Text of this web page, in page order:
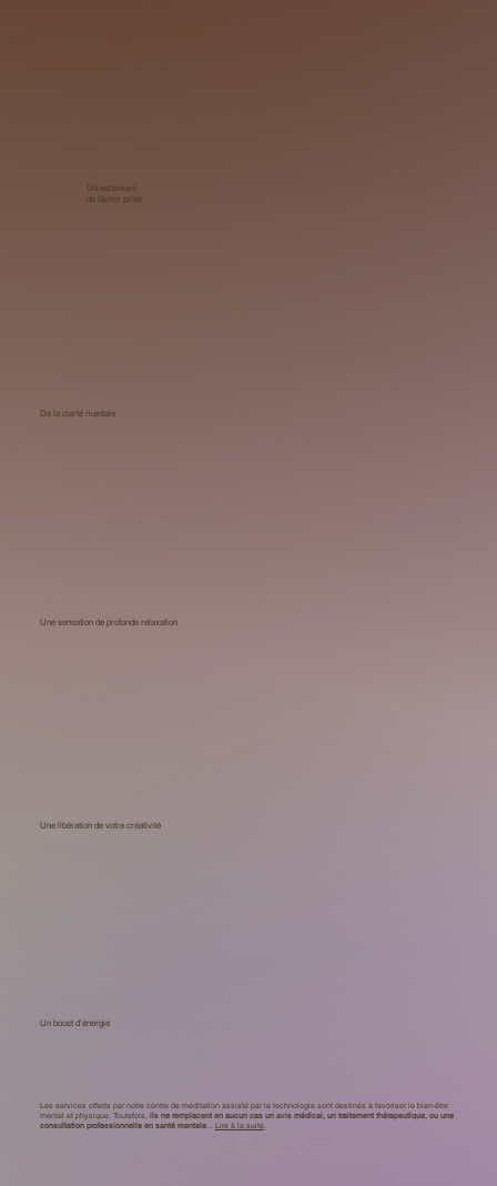
De la clarté mentale
Une sensation de profonde relaxation
Une libération de votre créativité
Un boost d’énergie
Un sentiment
de lâcher prise
Les services offerts par notre centre de méditation assisté par la technologie sont destinés à favoriser le bien-être
mental et physique. Toutefois, ils ne remplacent en aucun cas un avis médical, un traitement thérapeutique, ou une
consultation professionnelle en santé mentale... Lire à la suite.